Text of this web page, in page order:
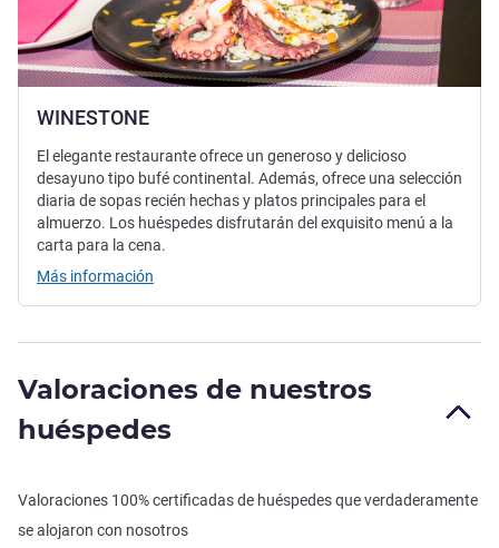
WINESTONE
El elegante restaurante ofrece un generoso y delicioso
desayuno tipo bufé continental. Además, ofrece una selección
diaria de sopas recién hechas y platos principales para el
almuerzo. Los huéspedes disfrutarán del exquisito menú a la
carta para la cena.
Más información
Valoraciones de nuestros
huéspedes
Valoraciones 100% certificadas de huéspedes que verdaderamente
se alojaron con nosotros